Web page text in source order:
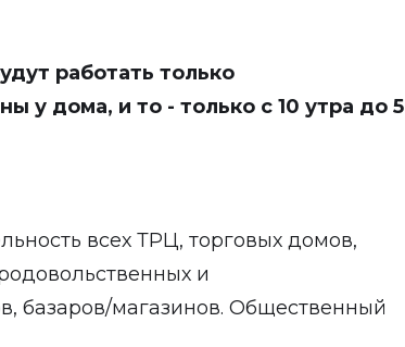
работать только
у дома, и то - только с 10 утра до 5
всех ТРЦ, торговых домов,
и
базаров/магазинов. Общественный